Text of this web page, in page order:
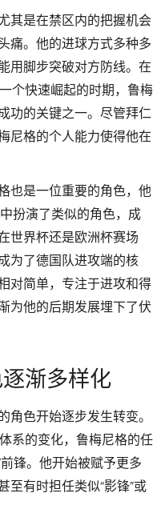
其是在禁区内的把握机会
痛。他的进球方式多种多
用脚步突破对方防线。在
个快速崛起的时期，鲁梅
功的关键之一。尽管拜仁
尼格的个人能力使得他在
也是一位重要的角色，他
扮演了类似的角色，成
世界杯还是欧洲杯赛场
为了德国队进攻端的核
对简单，专注于进攻和得
为他的后期发展埋下了伏
渐多样化
色开始逐步发生转变。
系的变化，鲁梅尼格的任
锋。他开始被赋予更多
至有时担任类似“影锋”或